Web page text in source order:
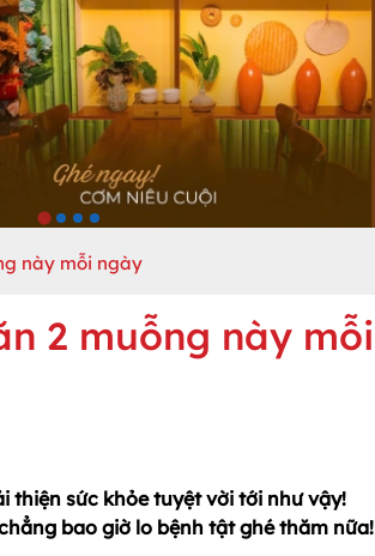
này mỗi ngày
2 muỗng này mỗi
thiện sức khỏe tuyệt vời tới như vậy!
bao giờ lo bệnh tật ghé thăm nữa!